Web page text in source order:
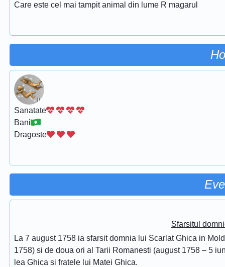
Care este cel mai tampit animal din lume R magarul
Sanatate
Bani
Dragoste
Sfarsitul
La 7 august 1758 ia sfarsit domnia lui Scarlat Ghica in
1758) si de doua ori al Tarii Romanesti (august 1758 – 5
lea Ghica si fratele lui Matei Ghica.